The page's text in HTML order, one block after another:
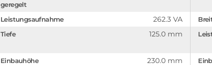
geregelt
Leistungsaufnahme 262.3 VA
Tiefe 125.0 mm
Einbauhöhe 230.0 mm